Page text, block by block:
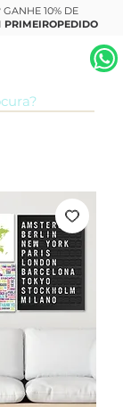
10% DE
PRIMEIROPEDIDO